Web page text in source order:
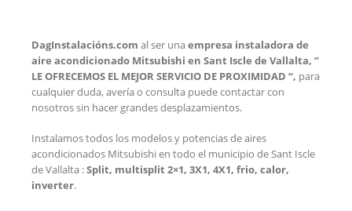
DagInstalacións.com al ser unaempresa instaladora de
aire acondicionado Mitsubishi en Sant Iscle de Vallalta, ”
LE OFRECEMOS EL MEJOR SERVICIO DE PROXIMIDAD “, para
cualquier duda, avería o consulta puede contactar con
nosotros sin hacer grandes desplazamientos.
Instalamos todos los modelos y potencias de aires
acondicionados Mitsubishi en todo el municipio de Sant Iscle
de Vallalta :Split, multisplit 2×1, 3X1, 4X1, frio, calor,
inverter.